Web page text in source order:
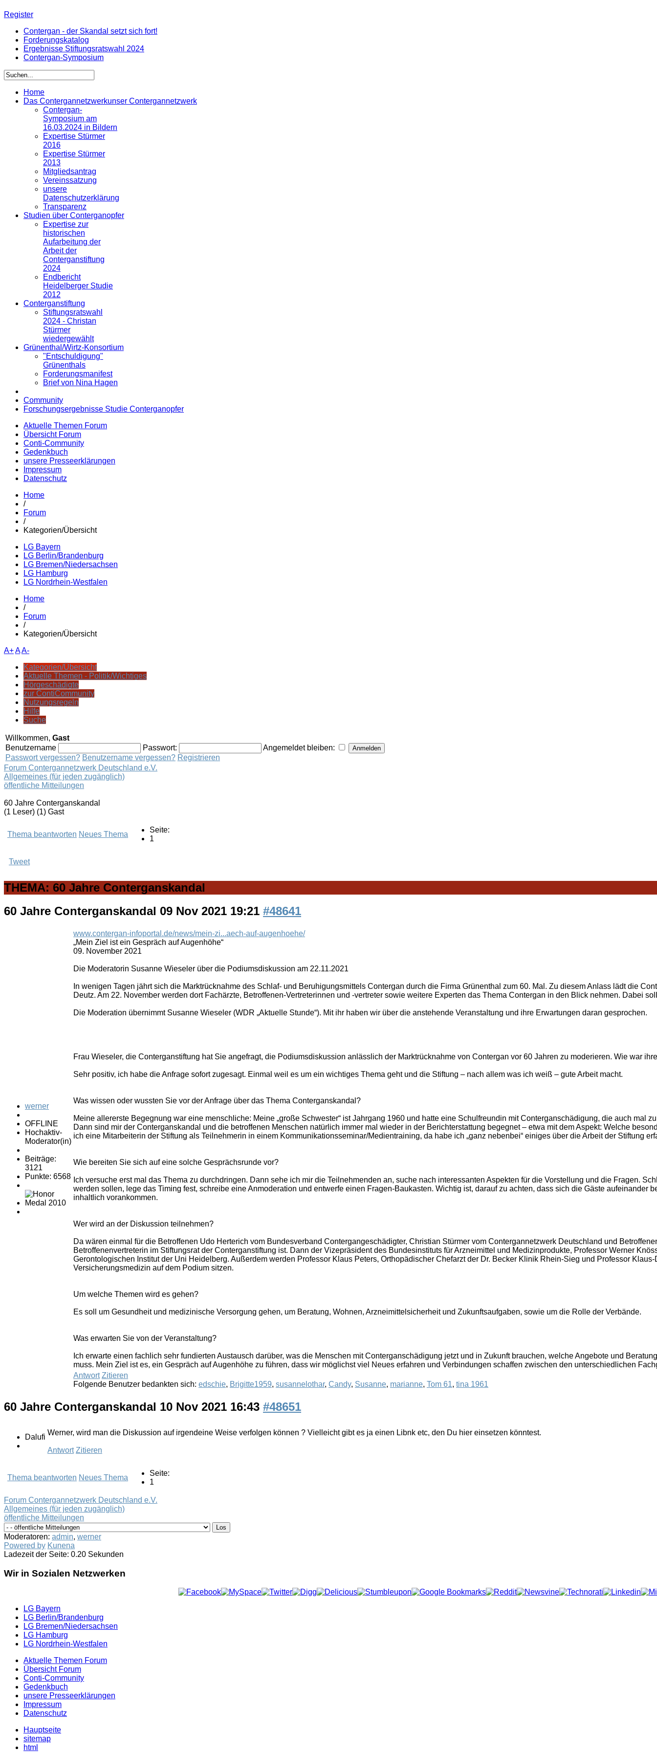
Register
Contergan - der Skandal setzt sich fort!
Forderungskatalog
Ergebnisse Stiftungsratswahl 2024
Contergan-Symposium
Home
Das Contergannetzwerkunser Contergannetzwerk
Contergan-
Symposium am
16.03.2024 in Bildern
Expertise Stürmer
2016
Expertise Stürmer
2013
Mitgliedsantrag
Vereinssatzung
unsere
Datenschutzerklärung
Transparenz
Studien über Conterganopfer
Expertise zur
historischen
Aufarbeitung der
Arbeit der
Conterganstiftung
2024
Endbericht
Heidelberger Studie
2012
Conterganstiftung
Stiftungsratswahl
2024 - Christan
Stürmer
wiedergewählt
Grünenthal/Wirtz-Konsortium
"Entschuldigung"
Grünenthals
Forderungsmanifest
Brief von Nina Hagen
Community
Forschungsergebnisse Studie Conterganopfer
Aktuelle Themen Forum
Übersicht Forum
Conti-Community
Gedenkbuch
unsere Presseerklärungen
Impressum
Datenschutz
Home
/
Forum
/
Kategorien/Übersicht
LG Bayern
LG Berlin/Brandenburg
LG Bremen/Niedersachsen
LG Hamburg
LG Nordrhein-Westfalen
Home
/
Forum
/
Kategorien/Übersicht
A+AA-
Kategorien/Übersicht
Aktuelle Themen - Politik/Wichtiges
Hörgeschädigte
zur ContiCommunity
Nutzungsregeln
Hilfe
Suche
Willkommen, Gast
Benutzername
Passwort:
Angemeldet bleiben:
Passwort vergessen? Benutzername vergessen? Registrieren
Forum Contergannetzwerk Deutschland e.V.
Allgemeines (für jeden zugänglich)
öffentliche Mitteilungen
60 Jahre Conterganskandal
(1 Leser) (1) Gast
Thema beantworten Neues Thema
Seite:
1
Tweet
THEMA: 60 Jahre Conterganskandal
60 Jahre Conterganskandal 09 Nov 2021 19:21 #48641
werner
OFFLINE
Hochaktiv-
Moderator(in)
Beiträge:
3121
Punkte: 6568
www.contergan-infoportal.de/news/mein-zi...aech-auf-augenhoehe/
„Mein Ziel ist ein Gespräch auf Augenhöhe“
09. November 2021
Die Moderatorin Susanne Wieseler über die Podiumsdiskussion am 22.11.2021
In wenigen Tagen jährt sich die Marktrücknahme des Schlaf- und Beruhigungsmittels Contergan durch die Firma Grünenthal zum 60. Mal. Zu diesem Anlass lädt die
Deutz. Am 22. November werden dort Fachärzte, Betroffenen-Vertreterinnen und -vertreter sowie weitere Experten das Thema Contergan in den Blick nehmen. Dabei
Die Moderation übernimmt Susanne Wieseler (WDR „Aktuelle Stunde“). Mit ihr haben wir über die anstehende Veranstaltung und ihre Erwartungen daran gesprochen.
Frau Wieseler, die Conterganstiftung hat Sie angefragt, die Podiumsdiskussion anlässlich der Marktrücknahme von Contergan vor 60 Jahren zu moderieren. Wie war
Sehr positiv, ich habe die Anfrage sofort zugesagt. Einmal weil es um ein wichtiges Thema geht und die Stiftung – nach allem was ich weiß – gute Arbeit macht.
Was wissen oder wussten Sie vor der Anfrage über das Thema Conterganskandal?
Meine allererste Begegnung war eine menschliche: Meine „große Schwester“ ist Jahrgang 1960 und hatte eine Schulfreundin mit Conterganschädigung, die auch mal
Dann sind mir der Conterganskandal und die betroffenen Menschen natürlich immer mal wieder in der Berichterstattung begegnet – etwa mit dem Aspekt: Welche
ich eine Mitarbeiterin der Stiftung als Teilnehmerin in einem Kommunikationsseminar/Medientraining, da habe ich „ganz nebenbei“ einiges über die Arbeit der Stiftung
Wie bereiten Sie sich auf eine solche Gesprächsrunde vor?
Ich versuche erst mal das Thema zu durchdringen. Dann sehe ich mir die Teilnehmenden an, suche nach interessanten Aspekten für die Vorstellung und die Fragen.
werden sollen, lege das Timing fest, schreibe eine Anmoderation und entwerfe einen Fragen-Baukasten. Wichtig ist, darauf zu achten, dass sich die Gäste aufeinander
inhaltlich vorankommen.
Wer wird an der Diskussion teilnehmen?
Da wären einmal für die Betroffenen Udo Herterich vom Bundesverband Contergangeschädigter, Christian Stürmer vom Contergannetzwerk Deutschland und
Betroffenenvertreterin im Stiftungsrat der Conterganstiftung ist. Dann der Vizepräsident des Bundesinstituts für Arzneimittel und Medizinprodukte, Professor Werner
Gerontologischen Institut der Uni Heidelberg. Außerdem werden Professor Klaus Peters, Orthopädischer Chefarzt der Dr. Becker Klinik Rhein-Sieg und Professor
Versicherungsmedizin auf dem Podium sitzen.
Um welche Themen wird es gehen?
Es soll um Gesundheit und medizinische Versorgung gehen, um Beratung, Wohnen, Arzneimittelsicherheit und Zukunftsaufgaben, sowie um die Rolle der Verbände.
Was erwarten Sie von der Veranstaltung?
Ich erwarte einen fachlich sehr fundierten Austausch darüber, was die Menschen mit Conterganschädigung jetzt und in Zukunft brauchen, welche Angebote und
muss. Mein Ziel ist es, ein Gespräch auf Augenhöhe zu führen, dass wir möglichst viel Neues erfahren und Verbindungen schaffen zwischen den unterschiedlichen
Antwort Zitieren
Folgende Benutzer bedankten sich: edschie, Brigitte1959, susannelothar, Candy, Susanne, marianne, Tom 61, tina 1961
60 Jahre Conterganskandal 10 Nov 2021 16:43 #48651
Dalufi
Werner, wird man die Diskussion auf irgendeine Weise verfolgen können ? Vielleicht gibt es ja einen Libnk etc, den Du hier einsetzen könntest.
Antwort Zitieren
Thema beantworten Neues Thema
Seite:
1
Forum Contergannetzwerk Deutschland e.V.
Allgemeines (für jeden zugänglich)
öffentliche Mitteilungen
Moderatoren: admin, werner
Powered by Kunena
Ladezeit der Seite: 0.20 Sekunden
Wir in Sozialen Netzwerken
LG Bayern
LG Berlin/Brandenburg
LG Bremen/Niedersachsen
LG Hamburg
LG Nordrhein-Westfalen
Aktuelle Themen Forum
Übersicht Forum
Conti-Community
Gedenkbuch
unsere Presseerklärungen
Impressum
Datenschutz
Hauptseite
sitemap
html